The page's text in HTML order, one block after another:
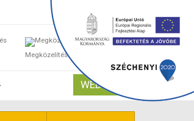
Megközelítés
0
WEBSHOP